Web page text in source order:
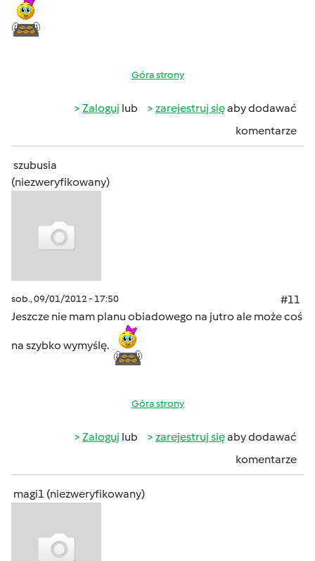
Góra strony
Zaloguj lub zarejestruj sięaby dodawać
komentarze
szubusia
(niezweryfikowany)
sob., 09/01/2012 - 17:50
#11
Jeszcze nie mam planu obiadowego na jutro ale może coś
na szybko wymyślę.
Góra strony
Zaloguj lub zarejestruj sięaby dodawać
komentarze
magi1 (niezweryfikowany)